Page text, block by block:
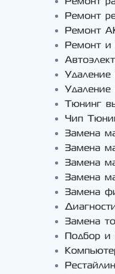
Ремонт
Ремонт
Ремонт и
Удаление
Удаление
Тюнинг
Чип
Замена
Замена
Замена
Замена
Замена
Замена
Подбор и